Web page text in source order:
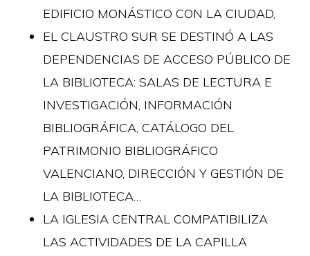
EDIFICIO MONÁSTICO CON LA CIUDAD,
EL CLAUSTRO SUR SE DESTINÓ A LAS
DEPENDENCIAS DE ACCESO PÚBLICO DE
LA BIBLIOTECA: SALAS DE LECTURA E
INVESTIGACIÓN, INFORMACIÓN
BIBLIOGRÁFICA, CATÁLOGO DEL
PATRIMONIO BIBLIOGRÁFICO
VALENCIANO, DIRECCIÓN Y GESTIÓN DE
LA BIBLIOTECA…
LA IGLESIA CENTRAL COMPATIBILIZA
LAS ACTIVIDADES DE LA CAPILLA